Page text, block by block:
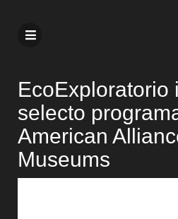
EcoExploratorio
selecto
American
Museums